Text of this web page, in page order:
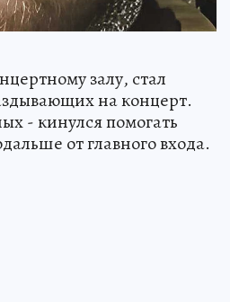
залу, стал
на концерт.
- кинулся помогать
от главного входа.